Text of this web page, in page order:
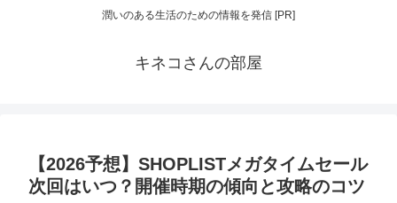
潤いのある生活のための情報を発信 [PR]
キネコさんの部屋
【2026予想】SHOPLISTメガタイムセール
次回はいつ？開催時期の傾向と攻略のコツ